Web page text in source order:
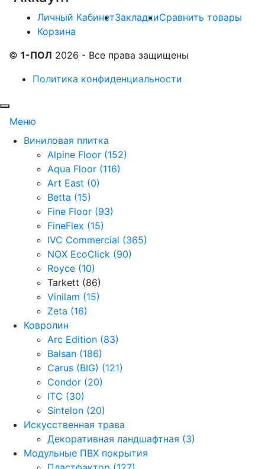
Личный КабинетЗакладкиСравнить товары
Корзина
© 1-ПОЛ 2026 - Все права защищены
Политика конфиденциальности
Меню
Виниловая плитка
Alpine Floor (152)
Aqua Floor (116)
Art East (0)
Betta (15)
Fine Floor (93)
FineFlex (15)
IVC Commercial (365)
NOX EcoClick (90)
Royce (10)
Tarkett (86)
Vinilam (15)
Zeta (16)
Ковролин
Arc Edition (83)
Balsan (186)
Carus (BIG) (121)
Condor (20)
ITC (30)
Sintelon (20)
Искусственная трава
Декоративная ландшафтная (3)
Модульные ПВХ покрытия